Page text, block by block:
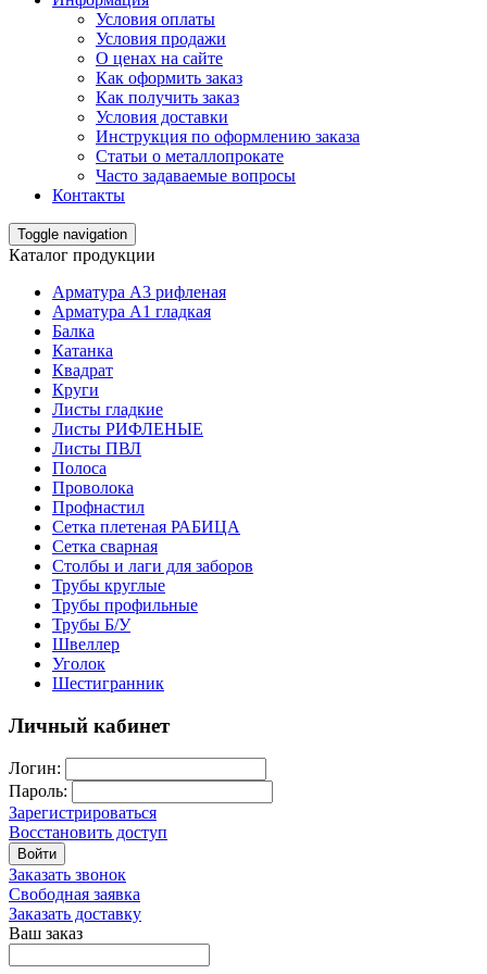
Условия оплаты
Условия продажи
О ценах на сайте
Как оформить заказ
Как получить заказ
Условия доставки
Инструкция по оформлению заказа
Статьи о металлопрокате
Часто задаваемые вопросы
Контакты
Toggle navigation
Каталог продукции
Арматура А3 рифленая
Арматура А1 гладкая
Балка
Катанка
Квадрат
Круги
Листы гладкие
Листы РИФЛЕНЫЕ
Листы ПВЛ
Полоса
Проволока
Профнастил
Сетка плетеная РАБИЦА
Сетка сварная
Столбы и лаги для заборов
Трубы круглые
Трубы профильные
Трубы Б/У
Швеллер
Уголок
Шестигранник
Личный кабинет
Логин:
Пароль:
Зарегистрироваться
Восстановить доступ
Войти
Заказать звонок
Свободная заявка
Заказать доставку
Ваш заказ